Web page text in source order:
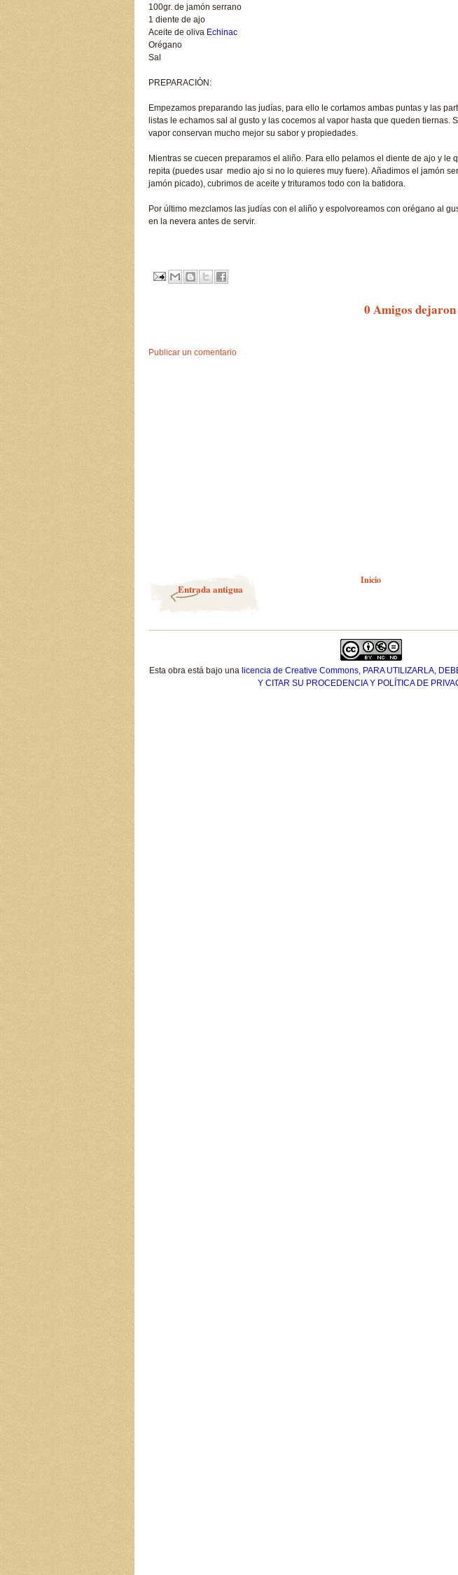
100gr. de jamón serrano
1 diente de ajo
Aceite de oliva Echinac
Orégano
Sal
PREPARACIÓN:
Empezamos preparando las judías, para ello le cortamos ambas puntas y las
listas le echamos sal al gusto y las cocemos al vapor hasta que queden tiernas.
vapor conservan mucho mejor su sabor y propiedades.
Mientras se cuecen preparamos el aliño. Para ello pelamos el diente de ajo y le
repita (puedes usar medio ajo si no lo quieres muy fuere). Añadimos el jamón
jamón picado), cubrimos de aceite y trituramos todo con la batidora.
Por último mezclamos las judías con el aliño y espolvoreamos con orégano al
en la nevera antes de servir.
0 Amigos
Publicar un comentario
Entrada antigua
Inicio
Esta obra está bajo una licencia de Creative Commons, PARA UTILIZARLA,
Y CITAR SU PROCEDENCIA Y POLÍTICA DE